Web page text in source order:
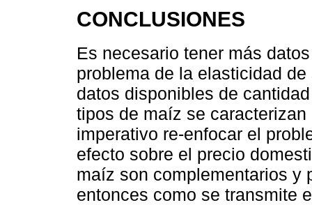
CONCLUSIONES
Es necesario tener más
problema de la elasticidad
datos disponibles de
tipos de maíz se
imperativo re-enfocar el
efecto sobre el precio
maíz son complementarios y
entonces como se transmite